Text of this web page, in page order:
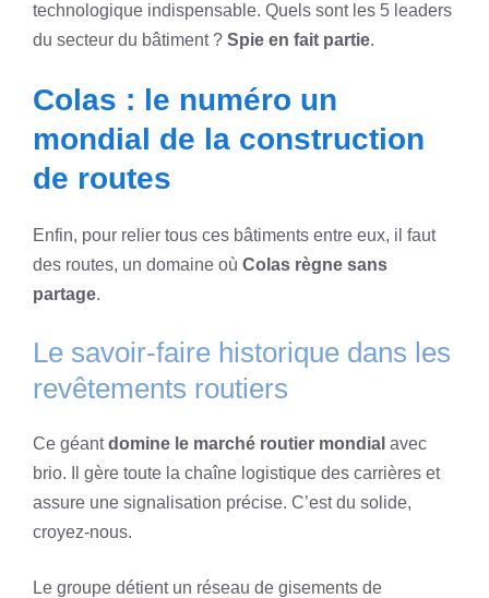
technologique indispensable. Quels sont les 5 leaders
du secteur du bâtiment ? Spie en fait partie.
Colas : le numéro un
mondial de la construction
de routes
Enfin, pour relier tous ces bâtiments entre eux, il faut
des routes, un domaine où Colas règne sans
partage.
Le savoir-faire historique dans les
revêtements routiers
Ce géantdomine le marché routier mondial avec
brio. Il gère toute la chaîne logistique des carrières et
assure une signalisation précise. C’est du solide,
croyez-nous.
Le groupe détient un réseau de gisements de